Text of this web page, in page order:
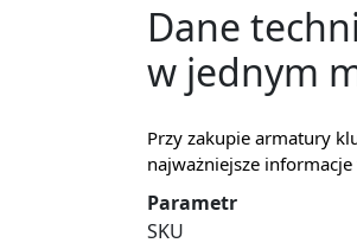
Dane
w jednym
Przy zakupie armatury
najważniejsze
Parametr
SKU